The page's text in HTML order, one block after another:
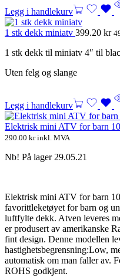
Legg i handlekurv
1 stk dekk miniatv 399.20 kr
1 stk dekk til miniatv 4″ til
Uten felg og slange
Legg i handlekurv
Elektrisk mini ATV for barn
290.00 krinkl. MVA
Nb! På lager 29.05.21
Elektrisk mini ATV for barn
favorittleketøyet for barn og
luftfylte dekk. Atven leveres
er produsert av amerikanske
fint design. Denne modellen
hastighetsbegrensning:Low,
automatisk om man faller av.
ROHS godkjent.